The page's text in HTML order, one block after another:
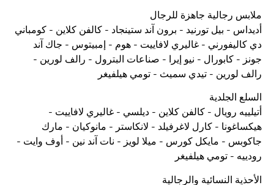
رجالية جاهزة للرجال
- بيل تورنيد - برون آند ستينجاد - كالفن كلاين - كومباني
- غاليري لافاييت - هوم - إمبيتوس - جاك آند
كابورال - نيو إيرا - صناعات البترول - رالف لورين -
لورين - تيدي سميث - تومي هيلفيغر
الجلدية
رويال - كالفن كلاين - ديلسي - غاليري لافاييت -
- كارل لاغرفيلد - لانكاستر - مانوكيان - مارك
- مايكل كورس - ميلا لويز - نات آند نين - أوف وايت -
- تومي هيلفيغر
النسائية والرجالية